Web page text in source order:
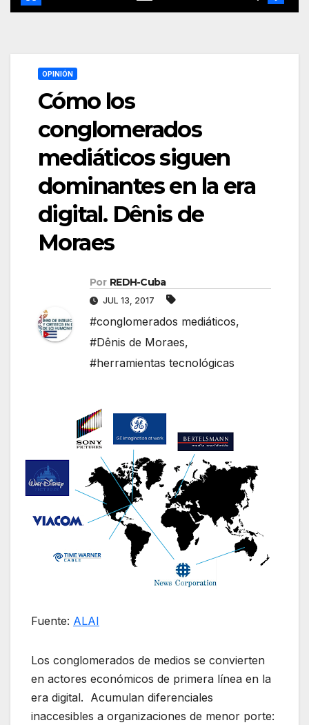
OPINIÓN
Cómo los
conglomerados
mediáticos siguen
dominantes en la era
digital. Dênis de
Moraes
Por REDH-Cuba
JUL 13, 2017
#conglomerados mediáticos,
#Dênis de Moraes,
#herramientas tecnológicas
Fuente: ALAI
Los conglomerados de medios se convierten
en actores económicos de primera línea en la
era digital. Acumulan diferenciales
inaccesibles a organizaciones de menor porte: